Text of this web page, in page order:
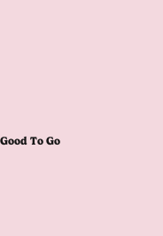
To Go